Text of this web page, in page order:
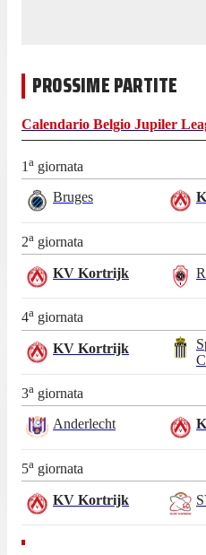
PROSSIME PARTITE
Calendario Belgio Jupiler
1 a giornata
Bruges
2a giornata
KV Kortrijk
4a giornata
KV Kortrijk
3a giornata
Anderlecht
5a giornata
KV Kortrijk